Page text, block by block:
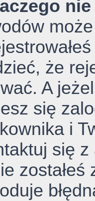
że
A
się
i
się